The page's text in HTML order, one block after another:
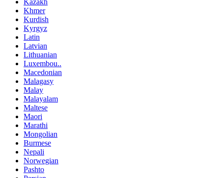
Kazakh
Khmer
Kurdish
Kyrgyz
Latin
Latvian
Lithuanian
Luxembou..
Macedonian
Malagasy
Malay
Malayalam
Maltese
Maori
Marathi
Mongolian
Burmese
Nepali
Norwegian
Pashto